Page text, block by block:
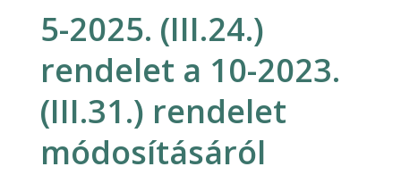
5-2025. (III.24.)
rendelet a 10-2023.
(III.31.) rendelet
módosításáról